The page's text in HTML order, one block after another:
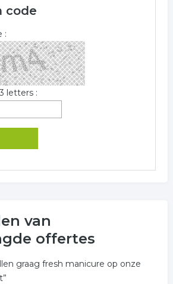
code
:
letters :
van
offertes
graag fresh manicure op onze